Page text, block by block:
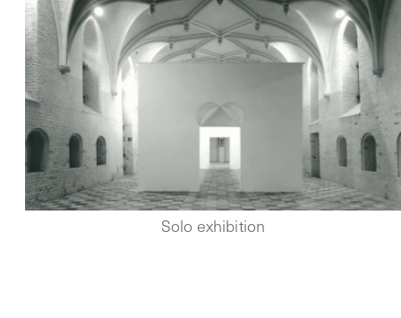
Solo exhibition